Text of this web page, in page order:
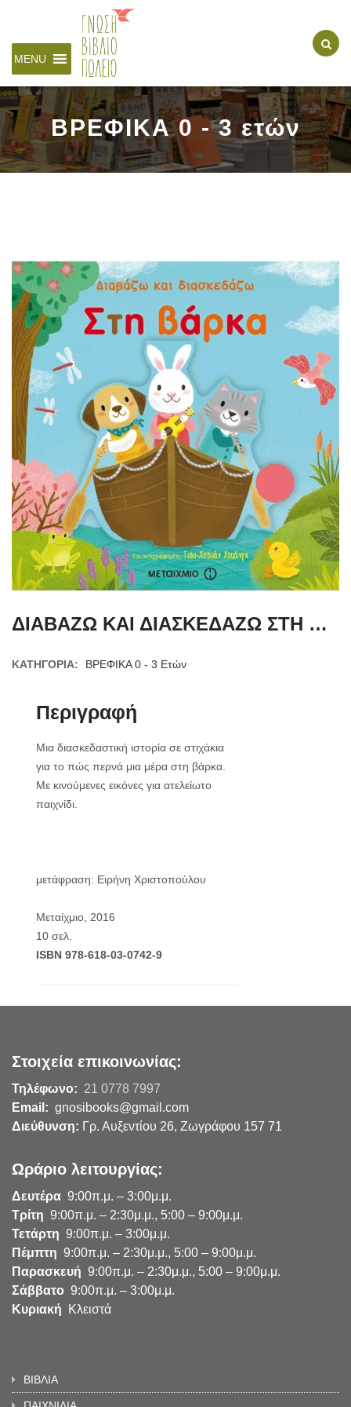
MENU
ΒΡΕΦΙΚΑ 0 - 3 ετών
ΔΙΑΒΑΖΩ ΚΑΙ ΔΙΑΣΚΕΔΑΖΩ ΣΤΗ ΒΑΡΚΑ
ΚΑΤΗΓΟΡΊΑ: ΒΡΕΦΙΚΑ 0 - 3 Ετών
Περιγραφή
Μια διασκεδαστική ιστορία σε στιχάκια
για το πώς περνά μια μέρα στη βάρκα.
Με κινούμενες εικόνες για ατελείωτο
παιχνίδι.
μετάφραση: Ειρήνη Χριστοπούλου
Μεταίχμιο, 2016
10 σελ.
ISBN 978-618-03-0742-9
Στοιχεία επικοινωνίας:
Τηλέφωνο: 21 0778 7997
Email: gnosibooks@gmail.com
Διεύθυνση: Γρ. Αυξεντίου 26, Ζωγράφου 157 71
Ωράριο λειτουργίας:
Δευτέρα 9:00π.μ. – 3:00μ.μ.
Τρίτη 9:00π.μ. – 2:30μ.μ., 5:00 – 9:00μ.μ.
Τετάρτη 9:00π.μ. – 3:00μ.μ.
Πέμπτη 9:00π.μ. – 2:30μ.μ., 5:00 – 9:00μ.μ.
Παρασκευή 9:00π.μ. – 2:30μ.μ., 5:00 – 9:00μ.μ.
Σάββατο 9:00π.μ. – 3:00μ.μ.
Κυριακή Κλειστά
ΒΙΒΛΙΑ